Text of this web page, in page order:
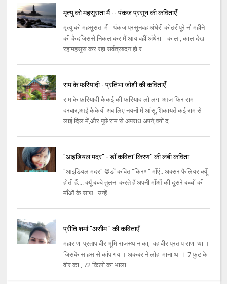
मृत्यु को महसूसता मैं -- पंकज प्रसून की कविताएँ
मृत्यु को महसूसता मैं-- पंकज प्रसूनवह अंधेरी कोठरीपूरे नौ महीने
की कैदजिससे निकल कर मैं आयावहीं अंधेरा---काला, कालादेख
रहामहसूस कर रहा सर्वत्रबदन हो र...
राम के फरियादी - प्रतिभा जोशी की कविताएँ
राम के फ़रियादी कैकई की फरियाद लो लगा आज फिर राम
दरबार,आई कैकेयी अब लिए नयनों में आंसू,शिकायतें कई राम से
लाई दिल में,और पूछे राम से अपराध अपने,क्यों द...
"आइडियल मदर" - डॉ कविता"किरण" की लंबी कविता
"आइडियल मदर" ©डॉ कविता"किरण" माँएं.. अक्सर फैलियर क्यूँ
होती हैं.... क्यूँ बच्चे तुलना करते हैं अपनी माँओं की दूसरे बच्चों की
माँओं के साथ.. उन्हें ...
प्रीति शर्मा "असीम " की कविताएँ
महाराणा प्रताप वीर भूमि राजस्थान का, वह वीर प्रताप राणा था ।
जिसके साहस से कांप गया। अकबर ने लोहा माना था । 7 फुट के
वीर का , 72 किलो का भाला...